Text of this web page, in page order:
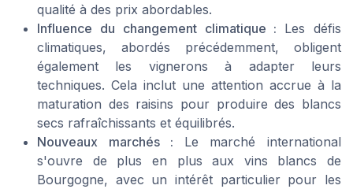
qualité à des prix abordables.
Influence du changement climatique : Les défis
climatiques, abordés précédemment, obligent
également les vignerons à adapter leurs
techniques. Cela inclut une attention accrue à la
maturation des raisins pour produire des blancs
secs rafraîchissants et équilibrés.
Nouveaux marchés : Le marché international
s'ouvre de plus en plus aux vins blancs de
Bourgogne, avec un intérêt particulier pour les